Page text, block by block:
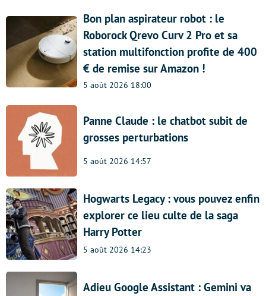
Bon plan aspirateur robot : le
Roborock Qrevo Curv 2 Pro et sa
station multifonction profite de 400
€ de remise sur Amazon !
5 août 2026 18:00
Panne Claude : le chatbot subit de
grosses perturbations
5 août 2026 14:57
Hogwarts Legacy : vous pouvez enfin
explorer ce lieu culte de la saga
Harry Potter
5 août 2026 14:23
Adieu Google Assistant : Gemini va